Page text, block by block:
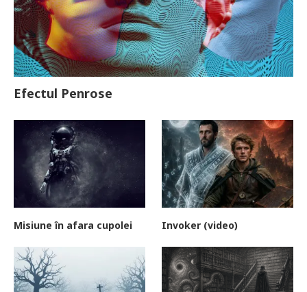
Efectul Penrose
Misiune în afara cupolei Invoker (video)